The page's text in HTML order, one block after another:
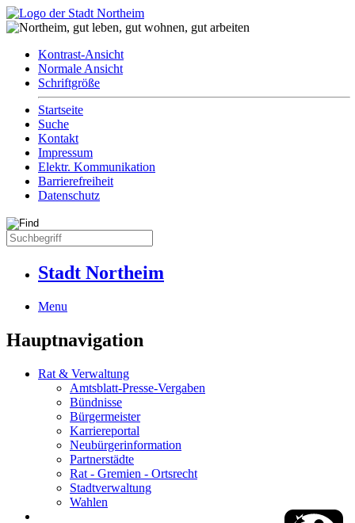
Kontrast-Ansicht
Normale Ansicht
Schriftgröße
Startseite
Suche
Kontakt
Impressum
Elektr. Kommunikation
Barrierefreiheit
Datenschutz
Stadt Northeim
Menu
Hauptnavigation
Rat & Verwaltung
Amtsblatt-Presse-Vergaben
Bündnisse
Bürgermeister
Karriereportal
Neubürgerinformation
Partnerstädte
Rat - Gremien - Ortsrecht
Stadtverwaltung
Wahlen